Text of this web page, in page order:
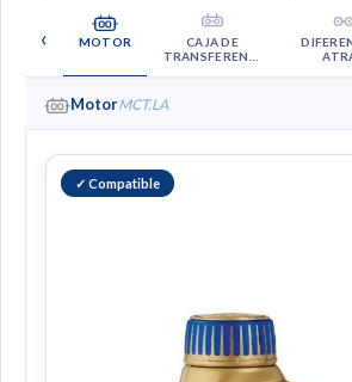
‹ MOTOR
CAJA DE
TRANSFERENCI
MotorMCT.LA
✓ Compatible